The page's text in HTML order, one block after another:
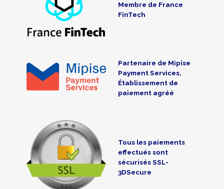
Membre de France
FinTech
Partenaire de Mipise
Payment Services,
Établissement de
paiement agréé
Tous les paiements
effectués sont
sécurisés SSL-
3DSecure